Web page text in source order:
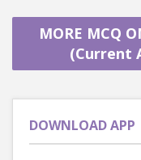
MORE MCQ
(Current
DOWNLOAD APP